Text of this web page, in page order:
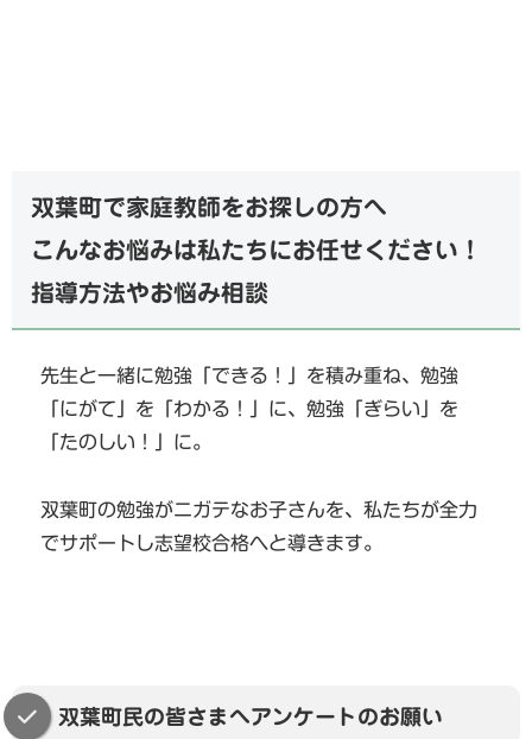
双葉町で家庭教師をお探しの方へ
こんなお悩みは私たちにお任せください！
指導方法やお悩み相談
先生と一緒に勉強「できる！」を積み重ね、勉強
「にがて」を「わかる！」に、勉強「ぎらい」を
「たのしい！」に。
双葉町の勉強がニガテなお子さんを、私たちが全力
でサポートし志望校合格へと導きます。
双葉町民の皆さまへアンケートのお願い